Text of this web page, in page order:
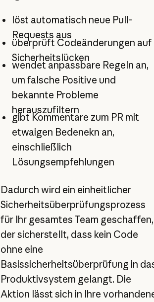
löst automatisch neue Pull-
Requests aus
überprüft Codeänderungen auf
Sicherheitslücken
wendet anpassbare Regeln an,
um falsche Positive und
bekannte Probleme
herauszufiltern
gibt Kommentare zum PR mit
etwaigen Bedenekn an,
einschließlich
Lösungsempfehlungen
Dadurch wird ein einheitlicher
Sicherheitsüberprüfungsprozess
für Ihr gesamtes Team geschaffen,
der sicherstellt, dass kein Code
ohne eine
Basissicherheitsüberprüfung in
Produktivsystem gelangt. Die
Aktion lässt sich in Ihre